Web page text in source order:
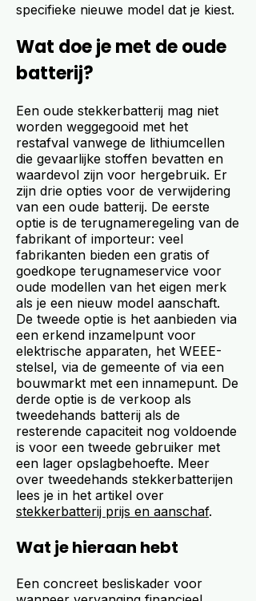
specifieke nieuwe model dat je kiest.
Wat doe je met de oude
batterij?
Een oude stekkerbatterij mag niet
worden weggegooid met het
restafval vanwege de lithiumcellen
die gevaarlijke stoffen bevatten en
waardevol zijn voor hergebruik. Er
zijn drie opties voor de verwijdering
van een oude batterij. De eerste
optie is de terugnameregeling van de
fabrikant of importeur: veel
fabrikanten bieden een gratis of
goedkope terugnameservice voor
oude modellen van het eigen merk
als je een nieuw model aanschaft.
De tweede optie is het aanbieden via
een erkend inzamelpunt voor
elektrische apparaten, het WEEE-
stelsel, via de gemeente of via een
bouwmarkt met een innamepunt. De
derde optie is de verkoop als
tweedehands batterij als de
resterende capaciteit nog voldoende
is voor een tweede gebruiker met
een lager opslagbehoefte. Meer
over tweedehands stekkerbatterijen
lees je in het artikel over
stekkerbatterij prijs en aanschaf.
Wat je hieraan hebt
Een concreet besliskader voor